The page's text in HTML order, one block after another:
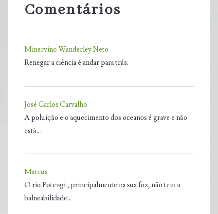
Comentários
Minervino Wanderley Neto
Renegar a ciência é andar para trás.
José Carlos Carvalho
A poluição e o aquecimento dos oceanos é grave e não
está…
Marcus
O rio Potengi , principalmente na sua foz, não tem a
balneabilidade…